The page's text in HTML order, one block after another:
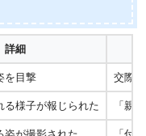
詳細
を目撃 交際
る様子が報じられた 「親